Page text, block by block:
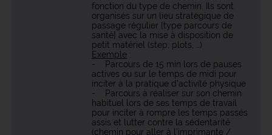
fonction du type de chemin. Ils sont
organisés sur un lieu stratégique de
passage régulier [type parcours de
santé] avec la mise à disposition de
petit matériel (step, plots, …)
Exemple :
- Parcours de 15 min lors de pauses
actives ou sur le temps de midi pour
inciter à la pratique d'activité physique
- Parcours à réaliser sur son chemin
habituel lors de ses temps de travail
pour inciter à rompre les temps passés
assis et lutter contre la sédentarité
(chemin pour aller à l'imprimante /